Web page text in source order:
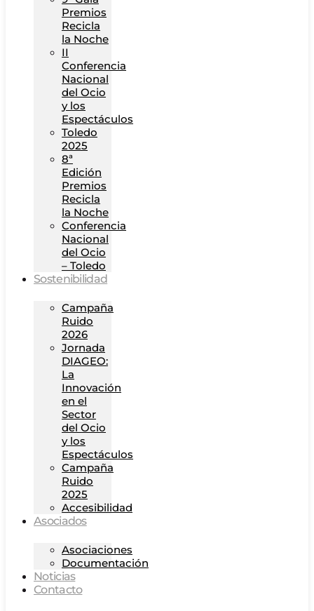
Premios
Recicla
la Noche
II
Conferencia
Nacional
del Ocio
y los
Espectáculos
Toledo
2025
8ª
Edición
Premios
Recicla
la Noche
Conferencia
Nacional
del Ocio
– Toledo
Sostenibilidad
Campaña
Ruido
2026
Jornada
DIAGEO:
La
Innovación
en el
Sector
del Ocio
y los
Espectáculos
Campaña
Ruido
2025
Accesibilidad
Asociados
Asociaciones
Documentación
Noticias
Contacto